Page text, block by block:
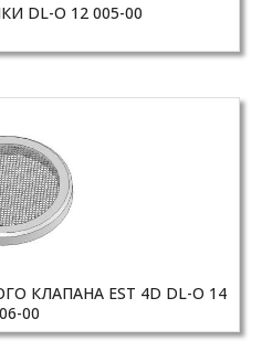
DL-O 12 005-00
КЛАПАНА EST 4D DL-O 14
00